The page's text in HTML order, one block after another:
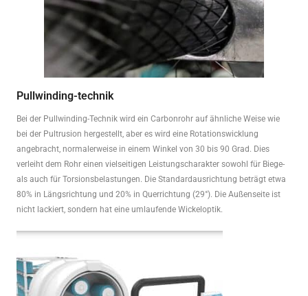
Pullwinding-technik
Bei der Pullwinding-Technik wird ein Carbonrohr auf ähnliche Weise wie
bei der Pultrusion hergestellt, aber es wird eine Rotationswicklung
angebracht, normalerweise in einem Winkel von 30 bis 90 Grad. Dies
verleiht dem Rohr einen vielseitigen Leistungscharakter sowohl für Biege-
als auch für Torsionsbelastungen. Die Standardausrichtung beträgt etwa
80% in Längsrichtung und 20% in Querrichtung (29°). Die Außenseite ist
nicht lackiert, sondern hat eine umlaufende Wickeloptik.